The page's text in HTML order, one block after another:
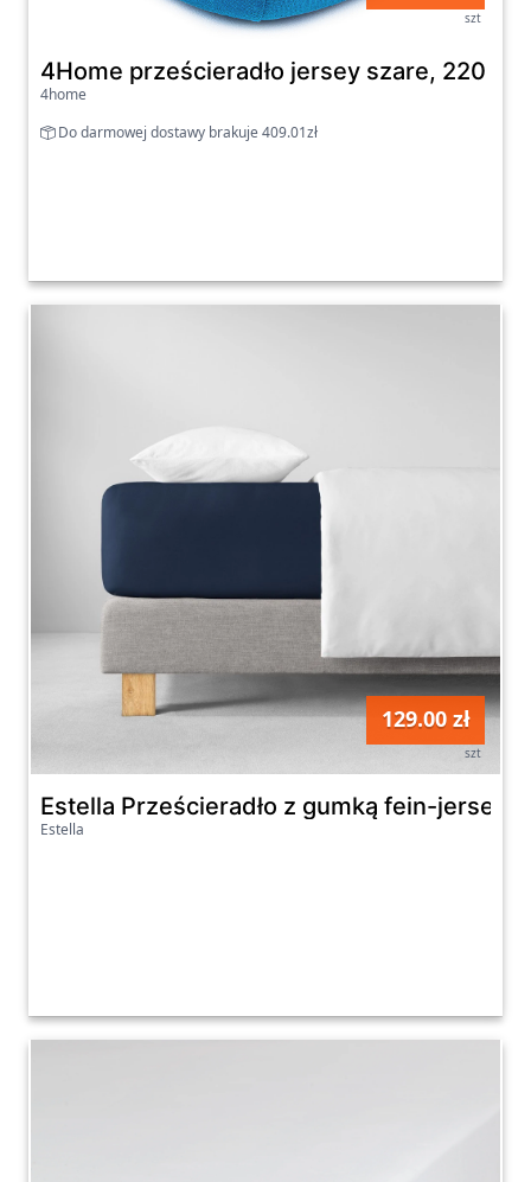
szt
4Home prześcieradło jersey szare, 220 x
4home
Do darmowej dostawy brakuje 409.01zł
129.00 zł
szt
Estella Prześcieradło z gumką fein-jersey
Estella